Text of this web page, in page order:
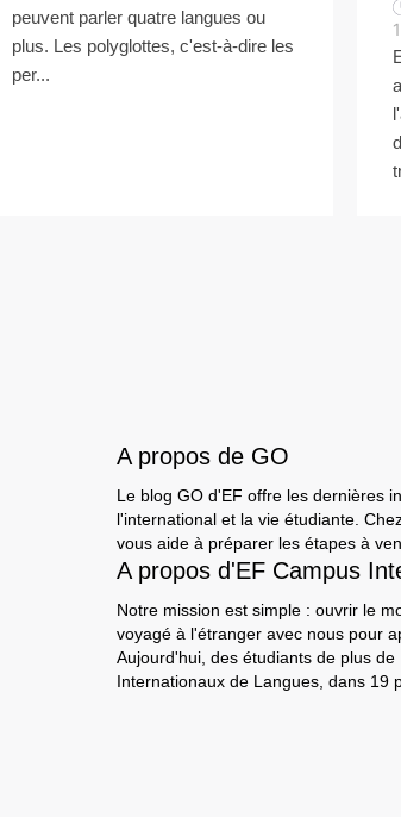
peuvent parler quatre langues ou
plus. Les polyglottes, c'est-à-dire les
per...
A propos de GO
Le blog GO d'EF offre les dernières
l'international et la vie étudiante.
vous aide à préparer les étapes à
A propos d'EF Campus
Notre mission est simple : ouvrir le
voyagé à l'étranger avec nous pour
Aujourd'hui, des étudiants de plus
Internationaux de Langues, dans 19